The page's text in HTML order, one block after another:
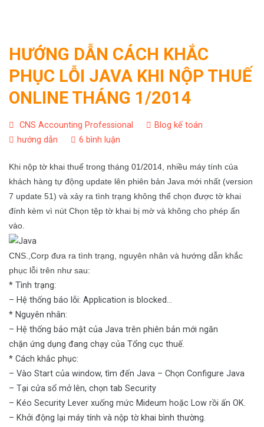
HƯỚNG DẪN CÁCH KHẮC
PHỤC LỖI JAVA KHI NỘP THUẾ
ONLINE THÁNG 1/2014
CNS Accounting Professional
Blog kế toán
hướng dẫn
6 bình luận
Khi nộp tờ khai thuế trong tháng 01/2014, nhiều máy tính của
khách hàng tự động update lên phiên bản Java mới nhất (version
7 update 51) và xảy ra tình trạng không thể chọn được tờ khai
đính kèm vì nút Chọn tệp tờ khai bị mờ và không cho phép ấn
vào.
CNS.,Corp đưa ra tình trạng, nguyên nhân và hướng dẫn khắc
phục lỗi trên như sau:
* Tình trạng:
– Hệ thống báo lỗi: Application is blocked…
* Nguyên nhân:
– Hệ thống bảo mật của Java trên phiên bản mới ngăn
chặn ứng dụng đang chạy của Tổng cục thuế.
* Cách khắc phục:
– Vào Start của window, tìm đến Java – Chọn Configure Java
– Tại cửa sổ mở lên, chọn tab Security
– Kéo Security Lever xuống mức Mideum hoặc Low rồi ấn OK.
– Khởi động lại máy tính và nộp tờ khai bình thường.